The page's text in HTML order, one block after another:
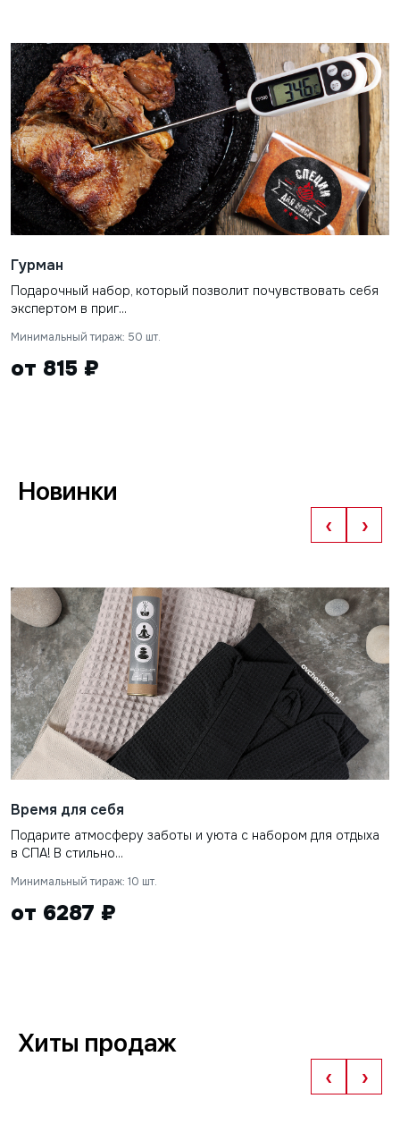
Гурман
Подарочный набор, который позволит почувствовать себя
экспертом в приг...
Минимальный тираж: 50 шт.
от 815 ₽
Новинки
‹ ›
Время для себя
Подарите атмосферу заботы и уюта с набором для отдыха
в СПА! В стильно...
Минимальный тираж: 10 шт.
от 6287 ₽
Хиты продаж
‹ ›